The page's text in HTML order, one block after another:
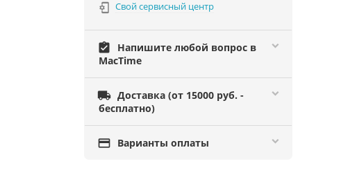
 Свой сервисный центр
assignment_turned_in
Напишите любой вопрос в
MacTime
 Доставка (от 15000 руб. -
бесплатно)
 Варианты оплаты